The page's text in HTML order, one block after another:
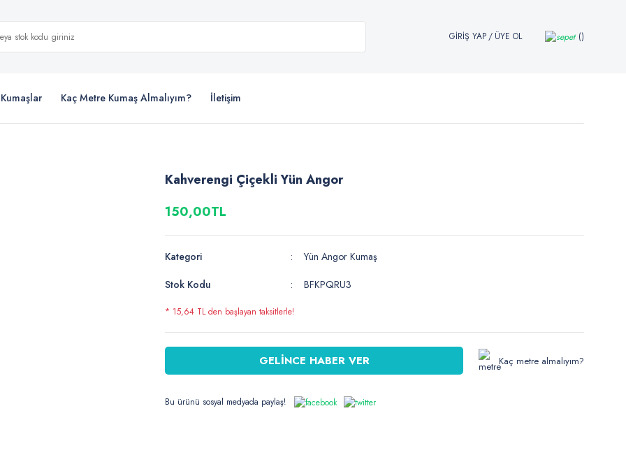
GİRİŞ YAP/ ÜYE OL
Kaç Metre Kumaş Almalıyım? İletişim
Kahverengi Çiçekli Yün Angor
150,00TL
Kategori
Yün Angor Kumaş
Stok Kodu
BFKPQRU3
* 15,64 TL den başlayan taksitlerle!
GELİNCE HABER VER Kaç metre almalıyım?
Bu ürünü sosyal medyada paylaş!